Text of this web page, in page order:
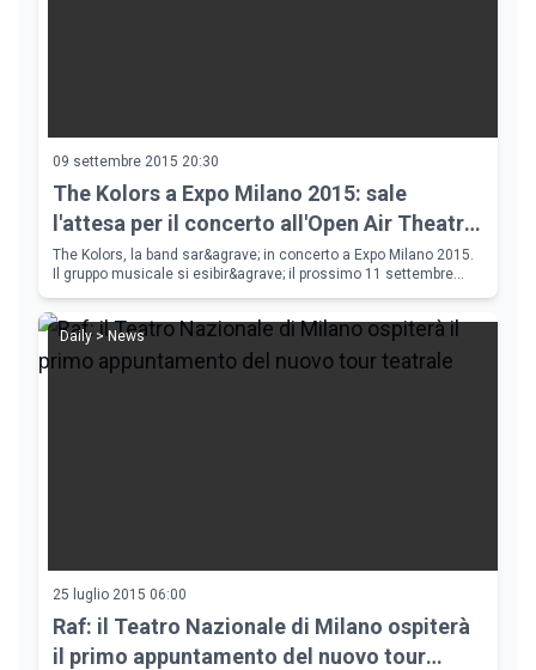
09 settembre 2015 20:30
The Kolors a Expo Milano 2015: sale
l'attesa per il concerto all'Open Air Theatre
San Carlo
The Kolors, la band sar&agrave; in concerto a Expo Milano 2015.
Il gruppo musicale si esibir&agrave; il prossimo 11 settembre
Daily > News
25 luglio 2015 06:00
Raf: il Teatro Nazionale di Milano ospiterà
il primo appuntamento del nuovo tour